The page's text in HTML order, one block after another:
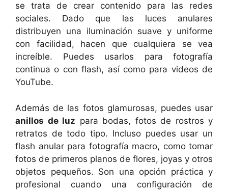
se trata de crear contenido para las redes
sociales. Dado que las luces anulares
distribuyen una iluminación suave y uniforme
con facilidad, hacen que cualquiera se vea
increíble. Puedes usarlos para fotografía
continua o con flash, así como para videos de
YouTube.
Además de las fotos glamurosas, puedes usar
anillos de luz para bodas, fotos de rostros y
retratos de todo tipo. Incluso puedes usar un
flash anular para fotografía macro, como tomar
fotos de primeros planos de flores, joyas y otros
objetos pequeños. Son una opción práctica y
profesional cuando una configuración de